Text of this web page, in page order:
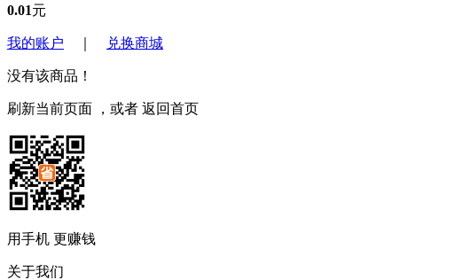
0.01元
我的账户 兑换商城
没有该商品！
刷新当前页面 ，或者 返回首页
用手机 更赚钱
关于我们